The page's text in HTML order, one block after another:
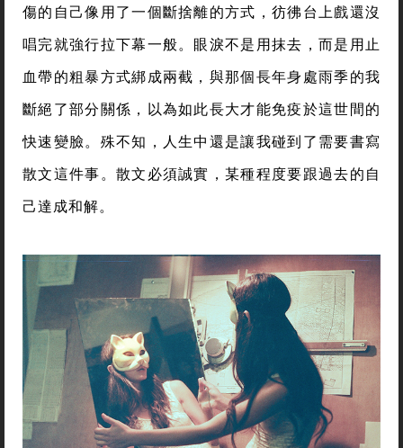
傷的自己像用了一個斷捨離的方式，彷彿台上戲還沒
唱完就強行拉下幕一般。眼淚不是用抹去，而是用止
血帶的粗暴方式綁成兩截，與那個長年身處雨季的我
斷絕了部分關係，以為如此長大才能免疫於這世間的
快速變臉。殊不知，人生中還是讓我碰到了需要書寫
散文這件事。散文必須誠實，某種程度要跟過去的自
己達成和解。